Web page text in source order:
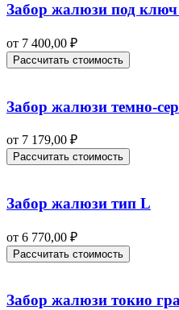
Забор жалюзи под ключ
от 7 400,00 ₽
Рассчитать стоимость
Забор жалюзи темно-
от 7 179,00 ₽
Рассчитать стоимость
Забор жалюзи тип L
от 6 770,00 ₽
Рассчитать стоимость
Забор жалюзи токио